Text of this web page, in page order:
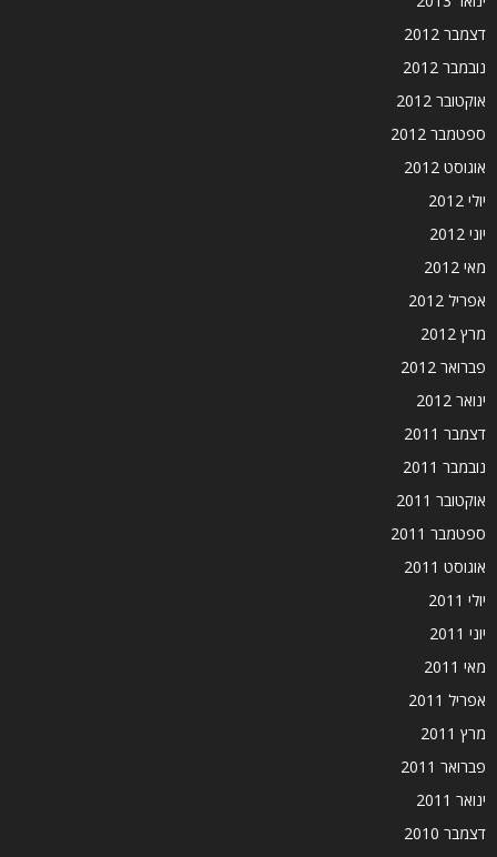
דצמבר 2012
נובמבר 2012
אוקטובר 2012
ספטמבר 2012
אוגוסט 2012
יולי 2012
יוני 2012
מאי 2012
אפריל 2012
מרץ 2012
פברואר 2012
ינואר 2012
דצמבר 2011
נובמבר 2011
אוקטובר 2011
ספטמבר 2011
אוגוסט 2011
יולי 2011
יוני 2011
מאי 2011
אפריל 2011
מרץ 2011
פברואר 2011
ינואר 2011
דצמבר 2010